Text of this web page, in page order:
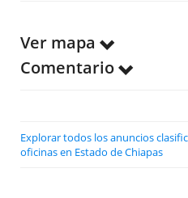
Ver mapa
Comentario
Explorar todos los anuncios
oficinas en Estado de Chiapas